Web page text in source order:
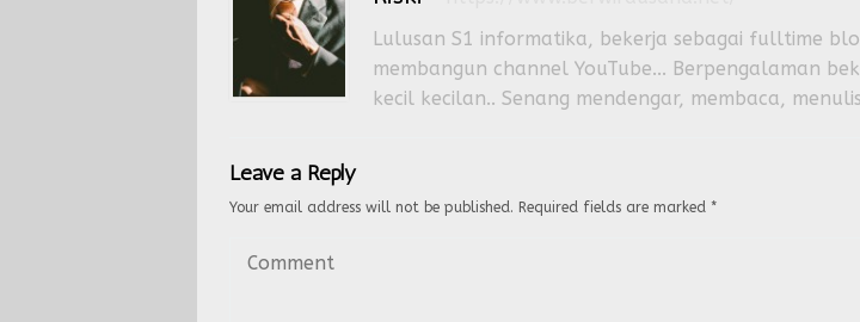
Lulusan S1 informatika, bekerja sebagai fulltime
membangun channel YouTube... Berpengalaman
kecil kecilan.. Senang mendengar, membaca,
Leave a Reply
Your email address will not be published. Required fields are marked *